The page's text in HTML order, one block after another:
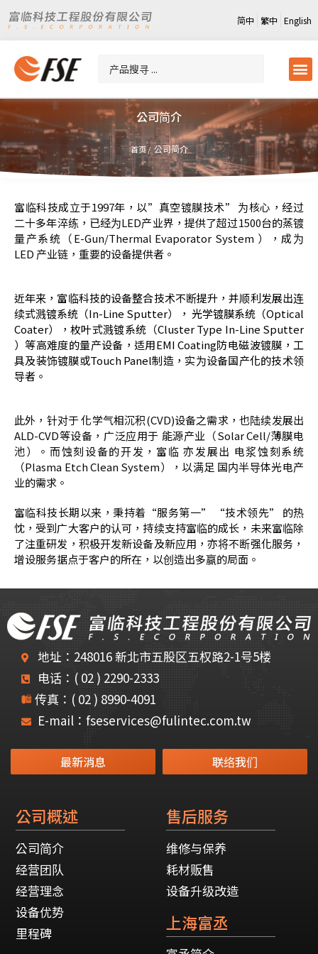
简中 繁中 English
公司简介
首页 / 公司简介
富临科技成立于1997年，以”真空镀膜技术” 为核心，经过
二十多年淬练，已经为LED产业界，提供了超过1500台的蒸镀
量产系统（E-Gun/Thermal Evaporator System ），成为
LED 产业链，重要的设备提供者。
近年来，富临科技的设备整合技术不断提升，并顺利发展出连
续式溅镀系统（In-Line Sputter）， 光学镀膜系统（Optical
Coater），枚叶式溅镀系统（Cluster Type In-Line Sputter
）等高难度的量产设备，适用EMI Coating防电磁波镀膜，工
具及装饰镀膜或Touch Panel制造，实为设备国产化的技术领
导者。
此外，针对于 化学气相沉积(CVD)设备之需求，也陆续发展出
ALD-CVD等设备，广泛应用于 能源产业（Solar Cell/薄膜电
池）。而蚀刻设备的开发，富临 亦发展出 电浆蚀刻系统
（Plasma Etch Clean System），以满足 国内半导体光电产
业的需求。
富临科技长期以来，秉持着“服务第一” “技术领先” 的热
忱，受到广大客户的认可，持续支持富临的成长，未来富临除
了注重研发，积极开发新设备及新应用，亦将不断强化服务，
增设服务据点于客户的所在，以创造出多赢的局面。
地址：248016 新北市五股区五权路2-1号5楼
电话：( 02 ) 2290-2333
传真：( 02 ) 8990-4091
E-mail：fseservices@fulintec.com.tw
最新消息 联络我们
公司概述
公司简介
经营团队
经营理念
设备优势
里程碑
售后服务
维修与保养
耗材贩售
设备升级改造
上海富丞